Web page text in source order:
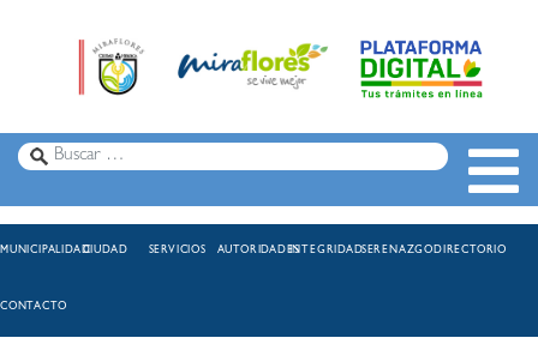
MUNICIPALIDADCIUDAD SERVICIOS AUTORIDADESINTEGRIDADSERENAZGODIRECTORIO
CONTACTO